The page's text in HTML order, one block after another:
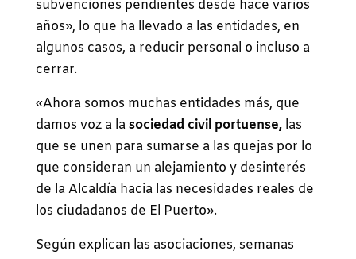
subvenciones pendientes desde hace varios
años», lo que ha llevado a las entidades, en
algunos casos, a reducir personal o incluso a
cerrar.
«Ahora somos muchas entidades más, que
damos voz a lasociedad civil portuense,las
que se unen para sumarse a las quejas por lo
que consideran un alejamiento y desinterés
de la Alcaldía hacia las necesidades reales de
los ciudadanos de El Puerto».
Según explican las asociaciones, semanas